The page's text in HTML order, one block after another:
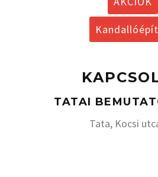
TATAI
Tata, Kocsi